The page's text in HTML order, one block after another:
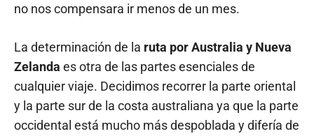
no nos compensara ir menos de un mes.
La determinación de la ruta por Australia y Nueva
Zelanda es otra de las partes esenciales de
cualquier viaje. Decidimos recorrer la parte oriental
y la parte sur de la costa australiana ya que la parte
occidental está mucho más despoblada y difería de